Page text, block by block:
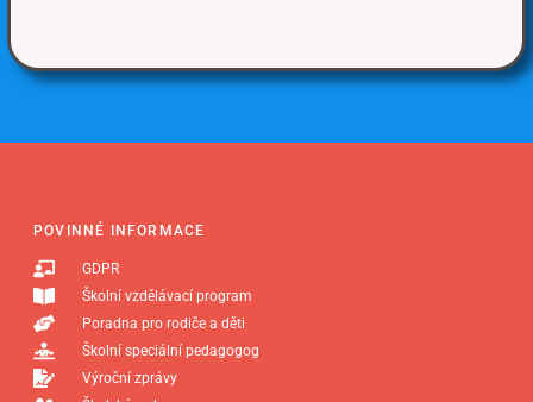
POVINNÉ INFORMACE
GDPR
Školní vzdělávací program
Poradna pro rodiče a děti
Školní speciální pedagogog
Výroční zprávy